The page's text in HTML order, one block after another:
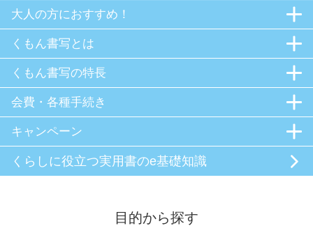
大人の方におすすめ！
くもん書写とは
くもん書写の特長
会費・各種手続き
キャンペーン
くらしに役立つ実用書のe基礎知識
目的から探す